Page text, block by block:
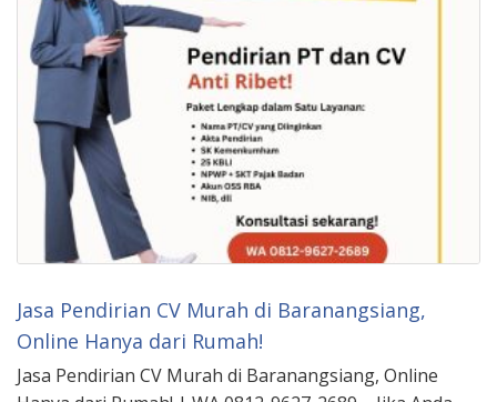
Jasa Pendirian CV Murah di Baranangsiang,
Online Hanya dari Rumah!
Jasa Pendirian CV Murah di Baranangsiang, Online